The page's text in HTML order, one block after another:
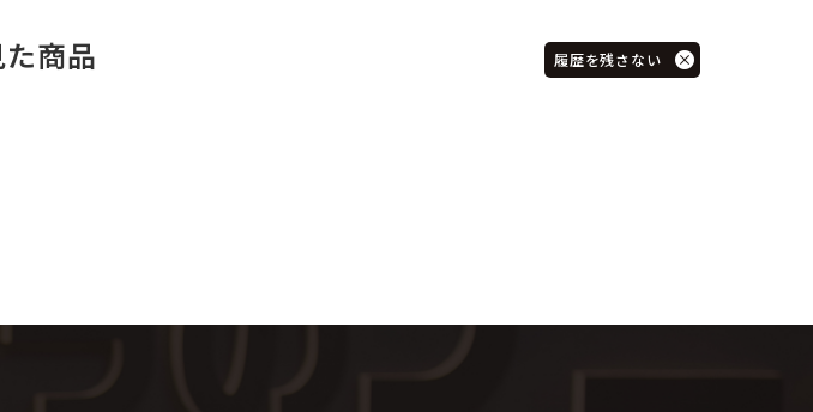
商品 履歴を残さない